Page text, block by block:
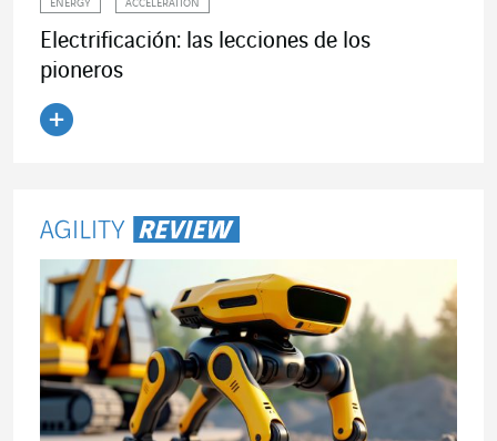
ENERGY ACCELERATION
Electrificación: las lecciones de los
pioneros